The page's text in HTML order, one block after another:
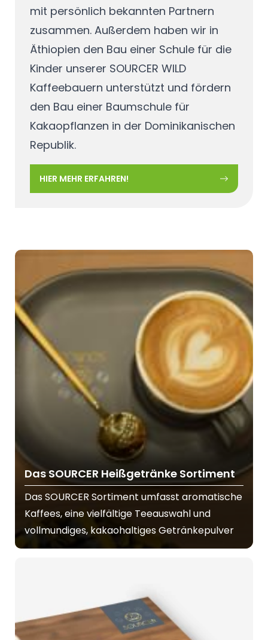
mit persönlich bekannten Partnern
zusammen. Außerdem haben wir in
Äthiopien den Bau einer Schule für die
Kinder unserer SOURCER WILD
Kaffeebauern unterstützt und fördern
den Bau einer Baumschule für
Kakaopflanzen in der Dominikanischen
Republik.
HIER MEHR ERFAHREN!
Das SOURCER Heißgetränke Sortiment
Das SOURCER Sortiment umfasst aromatische
Kaffees, eine vielfältige Teeauswahl und
vollmundiges, kakaohaltiges Getränkepulver